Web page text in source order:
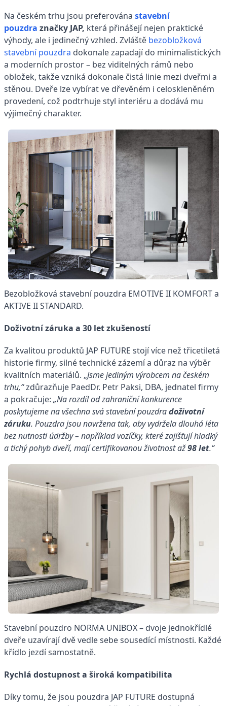
Na českém trhu jsou preferována stavební
pouzdra značky JAP, která přinášejí nejen praktické
výhody, ale i jedinečný vzhled. Zvláště bezobložková
stavební pouzdra dokonale zapadají do minimalistických
a moderních prostor – bez viditelných rámů nebo
obložek, takže vzniká dokonale čistá linie mezi dveřmi a
stěnou. Dveře lze vybírat ve dřevěném i celoskleněném
provedení, což podtrhuje styl interiéru a dodává mu
výjimečný charakter.
Bezobložková stavební pouzdra EMOTIVE II KOMFORT a
AKTIVE II STANDARD.
Doživotní záruka a 30 let zkušeností
Za kvalitou produktů JAP FUTURE stojí více než třicetiletá
historie firmy, silné technické zázemí a důraz na výběr
kvalitních materiálů. „Jsme jediným výrobcem na českém
trhu,“zdůrazňuje PaedDr. Petr Paksi, DBA, jednatel firmy
a pokračuje: „Na rozdíl od zahraniční konkurence
poskytujeme na všechna svá stavební pouzdradoživotní
záruku. Pouzdra jsou navržena tak, aby vydržela dlouhá léta
bez nutnosti údržby – například vozíčky, které zajišťují hladký
a tichý pohyb dveří, mají certifikovanou životnost až98 let.“
Stavební pouzdro NORMA UNIBOX – dvoje jednokřídlé
dveře uzavírají dvě vedle sebe sousedící místnosti. Každé
křídlo jezdí samostatně.
Rychlá dostupnost a široká kompatibilita
Díky tomu, že jsou pouzdra JAP FUTURE dostupná